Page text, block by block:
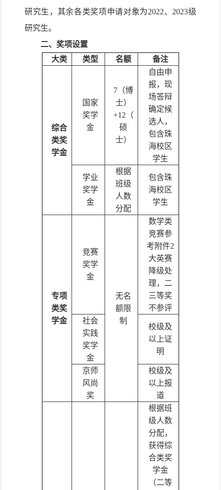
研究生，其余各类奖项申请对象为2022、2023级
研究生。
二、奖项设置
大类
类型 名额 备注
综合
类奖
学金
国家
奖学
金
7（博
士）
+12（
硕
士）
自由申
报，现
场答辩
确定候
选人，
包含珠
海校区
学生
学业
奖学
金
根据
班级
人数
分配
包含珠
海校区
学生
专项
类奖
学金
竞赛
奖学
金
无名
额限
制
数学类
竞赛参
考附件2
大英赛
降级处
理，二
三等奖
不参评
社会
实践
奖学
金
校级及
以上证
明
京师
风尚
奖
校级及
以上报
道
根据班
级人数
分配，
获得综
合类奖
学金
（二等